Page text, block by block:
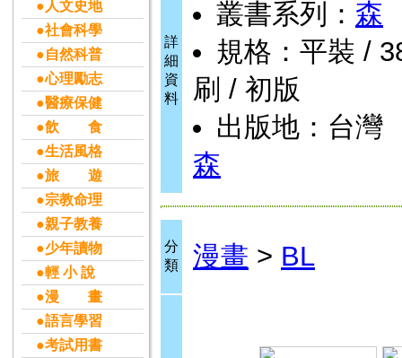
●人文史地
●社會科學
●自然科普
●心理勵志
●醫療保健
●飲 食
●生活風格
●旅 遊
●宗教命理
●親子教養
●少年讀物
●輕 小 說
●漫 畫
●語言學習
●考試用書
詳
細
資
料
叢書系列： 森
規格：平裝 /
刷 / 初版
出版地：台灣
森
分
類
漫畫 > BL